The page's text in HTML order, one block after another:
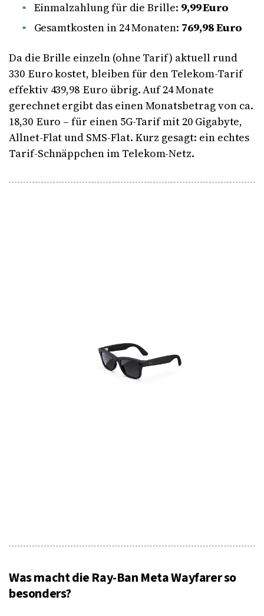
Einmalzahlung für die Brille: 9,99 Euro
Gesamtkosten in 24 Monaten: 769,98 Euro
Da die Brille einzeln (ohne Tarif) aktuell rund
330 Euro kostet, bleiben für den Telekom-Tarif
effektiv 439,98 Euro übrig. Auf 24 Monate
gerechnet ergibt das einen Monatsbetrag von ca.
18,30 Euro – für einen 5G-Tarif mit 20 Gigabyte,
Allnet-Flat und SMS-Flat. Kurz gesagt: ein echtes
Tarif-Schnäppchen im Telekom-Netz.
Was macht die Ray-Ban Meta Wayfarer so
besonders?